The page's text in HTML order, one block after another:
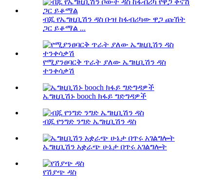
ብጁ የኤግዚቢሽን ዳስ ቡዝ ከፋብሪካው ዋጋ ጩኸት
ጋር ይቆማል ...
የሚያንፀባርቅ ጥራት ያለው ኤግዚቢሽን ዳስ
ተንቀሳቃሽ
ኤግዚቢሽኑ booch ክፋይ ግድግዳዎች
ብጁ የንግድ ንግድ ኤግዚቢሽን ዳስ
ኤግዚቢሽን አቋራጭ ሁኔታ በጥሩ አገልግሎት
የሽያጭ ዳስ